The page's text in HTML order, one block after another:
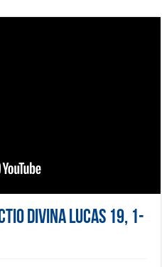
Divina Lucas 19, 1-